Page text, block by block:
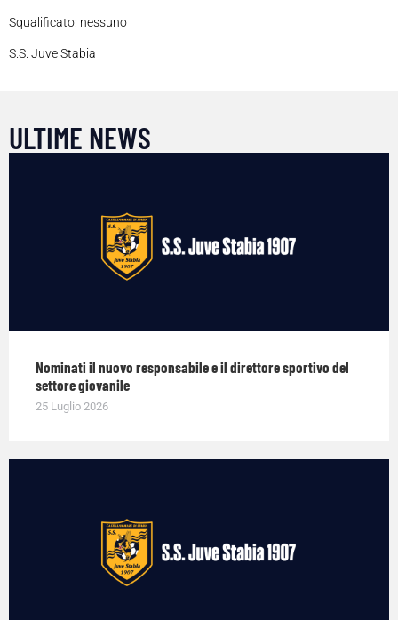
Squalificato: nessuno
S.S. Juve Stabia
ULTIME NEWS
Nominati il nuovo responsabile e il direttore sportivo del
settore giovanile
25 Luglio 2026